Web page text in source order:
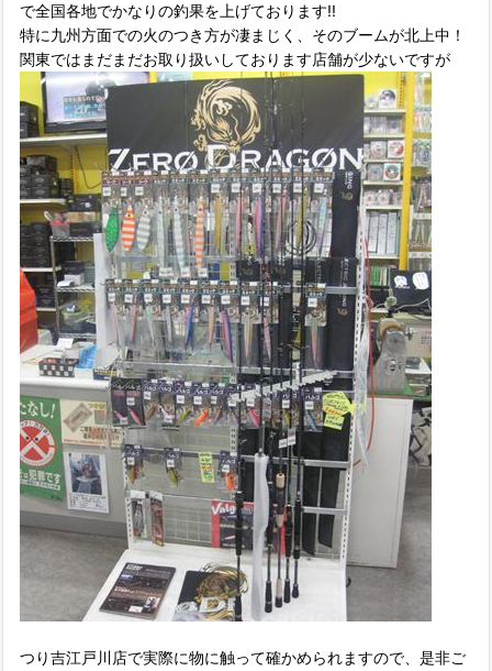
で全国各地でかなりの釣果を上げております!!
特に九州方面での火のつき方が凄まじく、そのブームが北上中！
関東ではまだまだお取り扱いしております店舗が少ないですが
つり吉江戸川店で実際に物に触って確かめられますので、是非ご